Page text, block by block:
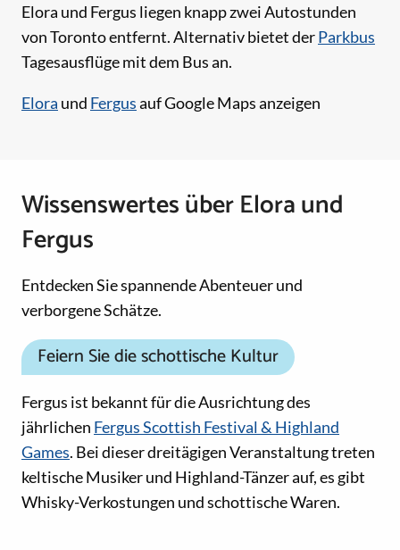
Elora und Fergus liegen knapp zwei Autostunden
von Toronto entfernt. Alternativ bietet derParkbus
Tagesausflüge mit dem Bus an.
Elora und Fergusauf Google Maps anzeigen
Wissenswertes über Elora und
Fergus
Entdecken Sie spannende Abenteuer und
verborgene Schätze.
Feiern Sie die schottische Kultur
Fergus ist bekannt für die Ausrichtung des
jährlichen Fergus Scottish Festival & Highland
Games. Bei dieser dreitägigen Veranstaltung treten
keltische Musiker und Highland-Tänzer auf, es gibt
Whisky-Verkostungen und schottische Waren.